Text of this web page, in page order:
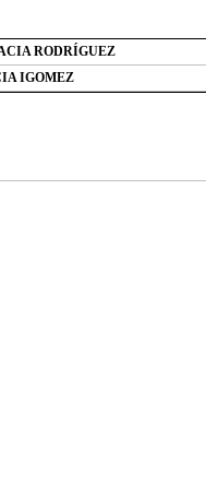
RODRÍGUEZ
IGOMEZ